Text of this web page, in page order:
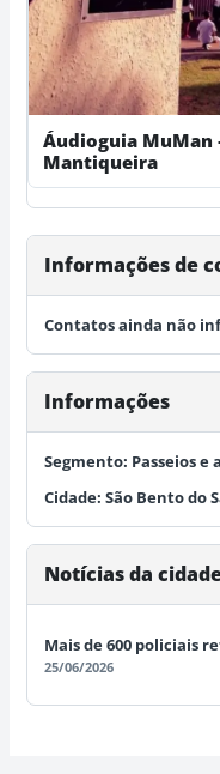
Áudioguia MuMan
Mantiqueira
Informações de
Contatos ainda não
Informações
Segmento: Passeios e
Cidade: São Bento do
Notícias da
Mais de 600 policiais
25/06/2026